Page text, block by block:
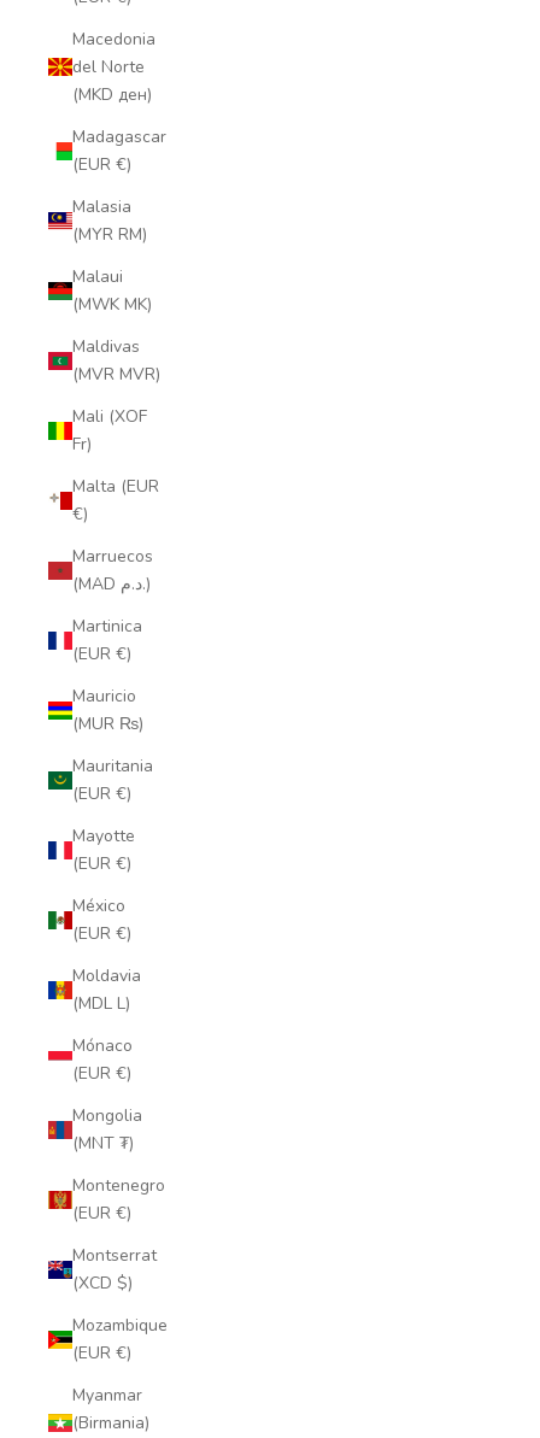
Macedonia
del Norte
(MKD ден)
Madagascar
(EUR €)
Malasia
(MYR RM)
Malaui
(MWK MK)
Maldivas
(MVR MVR)
Mali (XOF
Fr)
Malta (EUR
€)
Marruecos
(MAD د.م.)
Martinica
(EUR €)
Mauricio
(MUR ₨)
Mauritania
(EUR €)
Mayotte
(EUR €)
México
(EUR €)
Moldavia
(MDL L)
Mónaco
(EUR €)
Mongolia
(MNT ₮)
Montenegro
(EUR €)
Montserrat
(XCD $)
Mozambique
(EUR €)
Myanmar
(Birmania)